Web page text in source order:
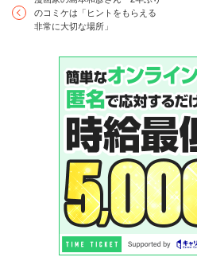
のコミケは「ヒントをもらえる
非常に大切な場所」